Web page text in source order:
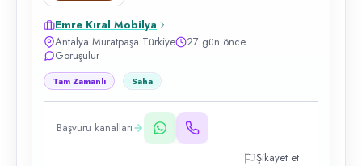
Emre Kıral Mobilya
Antalya Muratpaşa Türkiye
27 gün önce
Görüşülür
Tam Zamanlı Saha
Başvuru kanalları
Şikayet et